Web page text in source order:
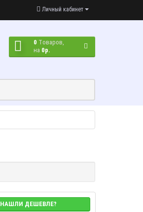
Личный кабинет
0 Tоваров,
на 0р.
НАШЛИ ДЕШЕВЛЕ?